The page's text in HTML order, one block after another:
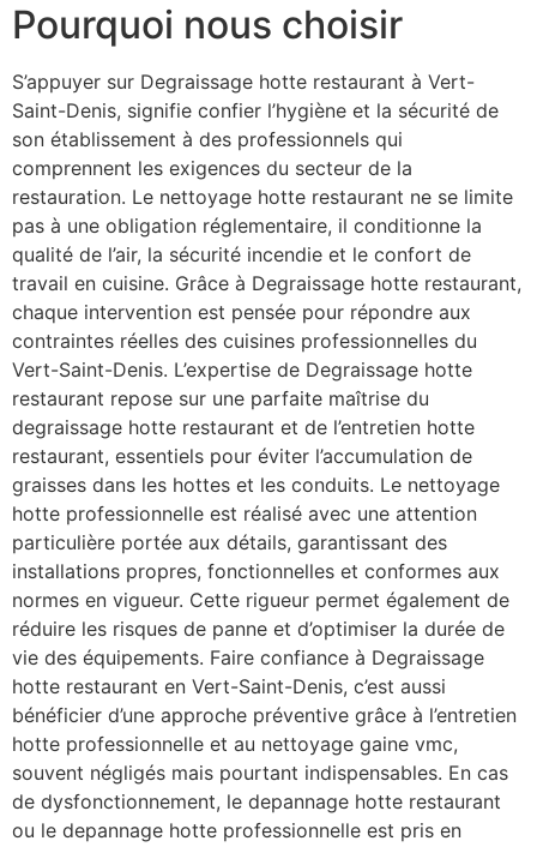
Pourquoi nous choisir
S’appuyer sur Degraissage hotte restaurant à Vert-
Saint-Denis, signifie confier l’hygiène et la sécurité de
son établissement à des professionnels qui
comprennent les exigences du secteur de la
restauration. Le nettoyage hotte restaurant ne se limite
pas à une obligation réglementaire, il conditionne la
qualité de l’air, la sécurité incendie et le confort de
travail en cuisine. Grâce à Degraissage hotte restaurant,
chaque intervention est pensée pour répondre aux
contraintes réelles des cuisines professionnelles du
Vert-Saint-Denis. L’expertise de Degraissage hotte
restaurant repose sur une parfaite maîtrise du
degraissage hotte restaurant et de l’entretien hotte
restaurant, essentiels pour éviter l’accumulation de
graisses dans les hottes et les conduits. Le nettoyage
hotte professionnelle est réalisé avec une attention
particulière portée aux détails, garantissant des
installations propres, fonctionnelles et conformes aux
normes en vigueur. Cette rigueur permet également de
réduire les risques de panne et d’optimiser la durée de
vie des équipements. Faire confiance à Degraissage
hotte restaurant en Vert-Saint-Denis, c’est aussi
bénéficier d’une approche préventive grâce à l’entretien
hotte professionnelle et au nettoyage gaine vmc,
souvent négligés mais pourtant indispensables. En cas
de dysfonctionnement, le depannage hotte restaurant
ou le depannage hotte professionnelle est pris en